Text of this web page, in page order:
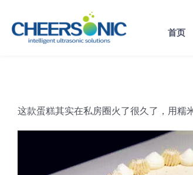
content
首页
这款蛋糕其实在私房圈火了很久了，用糯